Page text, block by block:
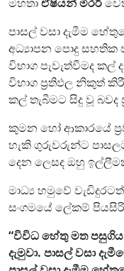
පාසල් වසා දැමීම
අධ්‍යාපන පොදු සහතික
විභාග පැවැත්වීමද කල්
විභාග ප්‍රතිඵල නිකුත්
කල් තැබීමට සිදු වූ බවද
කුමන හෝ ආකාරයේ
හැකි ගුරුවරුන්ට
දෙන ලෙසද ඔහු
මාධ්‍ය හමුවේ
සංගමයේ ලේකම්
“විවිධ හේතු මත පසුගිය
දැමුවා. පාසල් වසා